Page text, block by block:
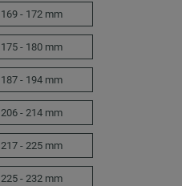
169 - 172 mm
175 - 180 mm
187 - 194 mm
206 - 214 mm
217 - 225 mm
225 - 232 mm